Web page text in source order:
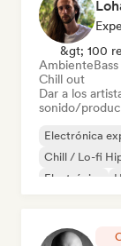
&gt; 100
Ambiente
Chill out
Dar a los
sonido/
Electrónica
Chill / Lo-fi
Electrónica